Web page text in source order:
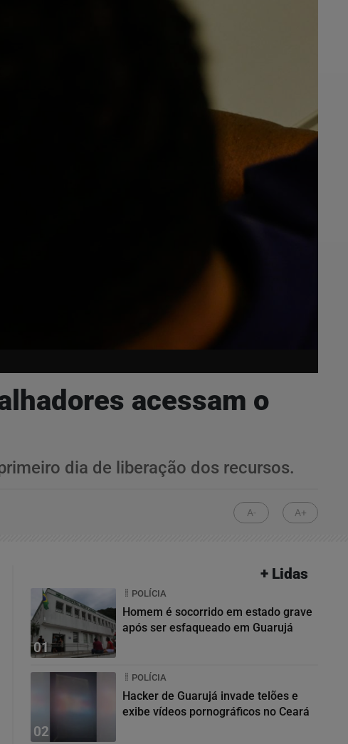
acessam o
dia de liberação dos recursos.
A- A+
+ Lidas
01
POLÍCIA
Homem é socorrido em estado grave
após ser esfaqueado em Guarujá
02
POLÍCIA
Hacker de Guarujá invade telões e
exibe vídeos pornográficos no Ceará